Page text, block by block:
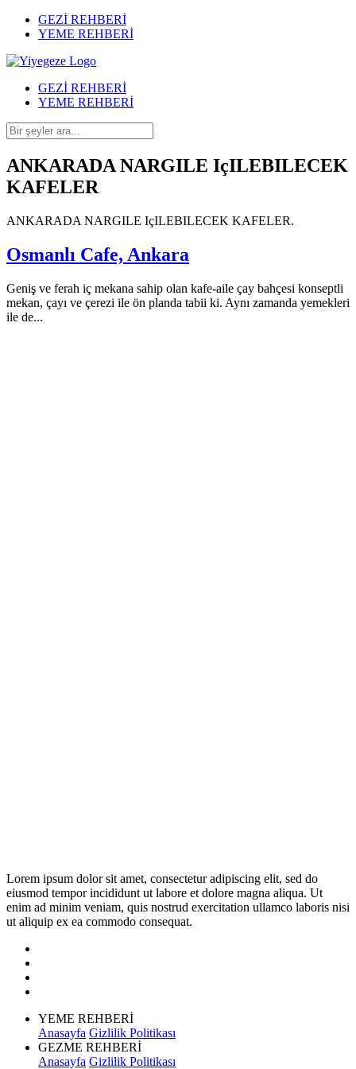
GEZİ REHBERİ
YEME REHBERİ
GEZİ REHBERİ
YEME REHBERİ
ANKARADA NARGILE IçILEBILECEK
KAFELER
ANKARADA NARGILE IçILEBILECEK KAFELER.
Osmanlı Cafe, Ankara
Geniş ve ferah iç mekana sahip olan kafe-aile çay bahçesi konseptli
mekan, çayı ve çerezi ile ön planda tabii ki. Aynı zamanda yemekleri
ile de...
Lorem ipsum dolor sit amet, consectetur adipiscing elit, sed do
eiusmod tempor incididunt ut labore et dolore magna aliqua. Ut
enim ad minim veniam, quis nostrud exercitation ullamco laboris nisi
ut aliquip ex ea commodo consequat.
YEME REHBERİ
Anasayfa Gizlilik Politikası
GEZME REHBERİ
Anasayfa Gizlilik Politikası